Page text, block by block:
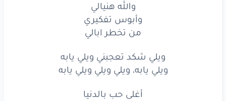
والله هنيالي
وأبوس تفكيري
من تخطر ابالي
ويلي شكد تعجبني ويلي يابه
ويلي يابه، ويلي ويلي ويلي يابه
أغلى حب بالدنيا